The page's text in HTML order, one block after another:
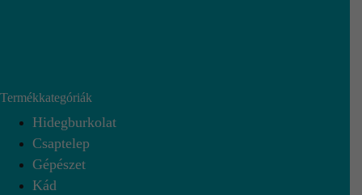
Termékkategóriák
Hidegburkolat
Csaptelep
Gépészet
Kád